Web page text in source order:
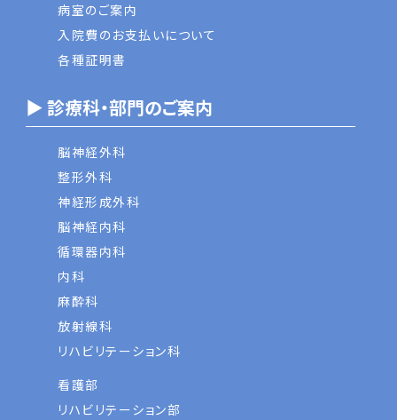
病室のご案内
入院費のお支払いについて
各種証明書
▶ 診療科・部門のご案内
脳神経外科
整形外科
神経形成外科
脳神経内科
循環器内科
内科
麻酔科
放射線科
リハビリテーション科
看護部
リハビリテーション部